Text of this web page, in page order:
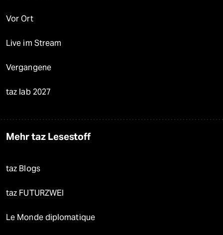
Vor Ort
Live im Stream
Vergangene
taz lab 2027
Mehr taz Lesestoff
taz Blogs
taz FUTURZWEI
Le Monde diplomatique